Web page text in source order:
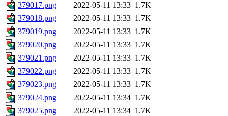
379017.png
2022-05-11 13:33 1.7K
379018.png
2022-05-11 13:33 1.7K
379019.png
2022-05-11 13:33 1.7K
379020.png
2022-05-11 13:33 1.7K
379021.png
2022-05-11 13:33 1.7K
379022.png
2022-05-11 13:33 1.7K
379023.png
2022-05-11 13:33 1.7K
379024.png
2022-05-11 13:34 1.7K
379025.png
2022-05-11 13:34 1.7K